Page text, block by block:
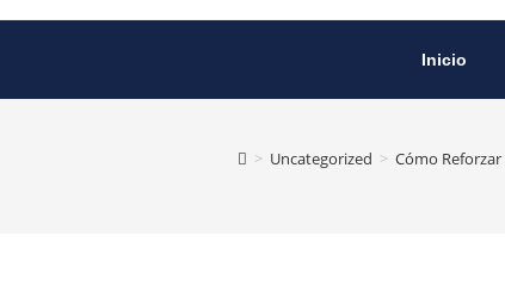
Inicio
> Uncategorized > Cómo